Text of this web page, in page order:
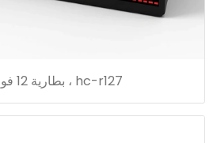
hc-r127 ، بطارية 12 فولت 7ah